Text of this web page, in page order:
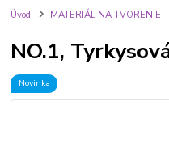
Úvod MATERIÁL NA TVORENIE
NO.1,
Novinka